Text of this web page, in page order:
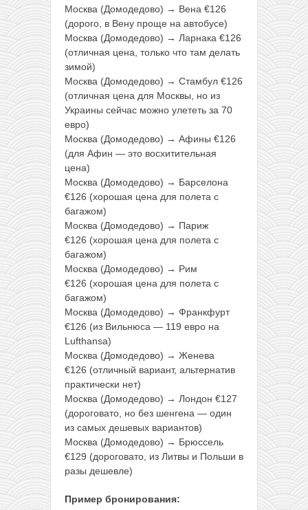
Москва (Домодедово) → Вена €126
(дорого, в Вену проще на автобусе)
Москва (Домодедово) → Ларнака €126
(отличная цена, только что там делать
зимой)
Москва (Домодедово) → Стамбул €126
(отличная цена для Москвы, но из
Украины сейчас можно улететь за 70
евро)
Москва (Домодедово) → Афины €126
(для Афин — это восхитительная
цена)
Москва (Домодедово) → Барселона
€126 (хорошая цена для полета с
багажом)
Москва (Домодедово) → Париж
€126 (хорошая цена для полета с
багажом)
Москва (Домодедово) → Рим
€126 (хорошая цена для полета с
багажом)
Москва (Домодедово) → Франкфурт
€126 (из Вильнюса — 119 евро на
Lufthansa)
Москва (Домодедово) → Женева
€126 (отличный вариант, альтернатив
практически нет)
Москва (Домодедово) → Лондон €127
(дороговато, но без шенгена — один
из самых дешевых вариантов)
Москва (Домодедово) → Брюссель
€129 (дороговато, из Литвы и Польши в
разы дешевле)
Пример бронирования: